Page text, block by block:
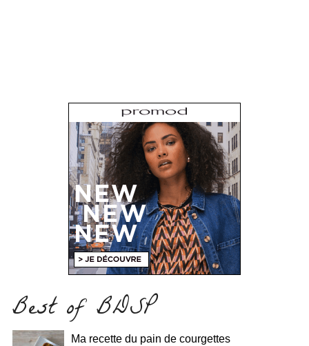
Best of BDSP
Ma recette du pain de courgettes